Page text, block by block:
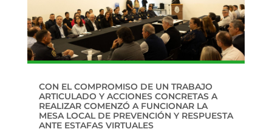
CON EL COMPROMISO DE UN TRABAJO
ARTICULADO Y ACCIONES CONCRETAS A
REALIZAR COMENZÓ A FUNCIONAR LA
MESA LOCAL DE PREVENCIÓN Y RESPUESTA
ANTE ESTAFAS VIRTUALES